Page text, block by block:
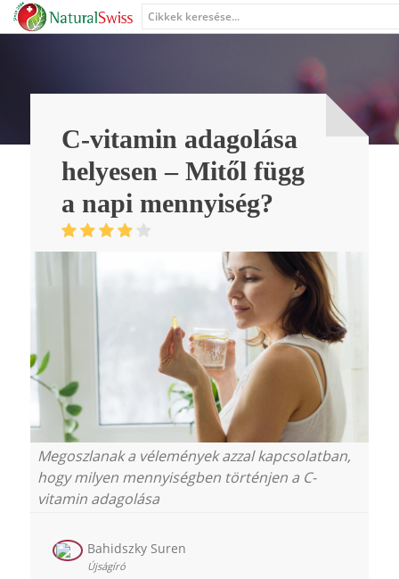
C-vitamin adagolása
helyesen – Mitől függ
a napi mennyiség?
Megoszlanak a vélemények azzal kapcsolatban,
hogy milyen mennyiségben történjen a C-
vitamin adagolása
Bahidszky Suren
Újságíró